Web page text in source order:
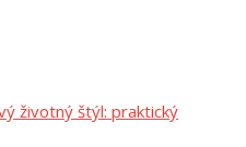
životný štýl: praktický